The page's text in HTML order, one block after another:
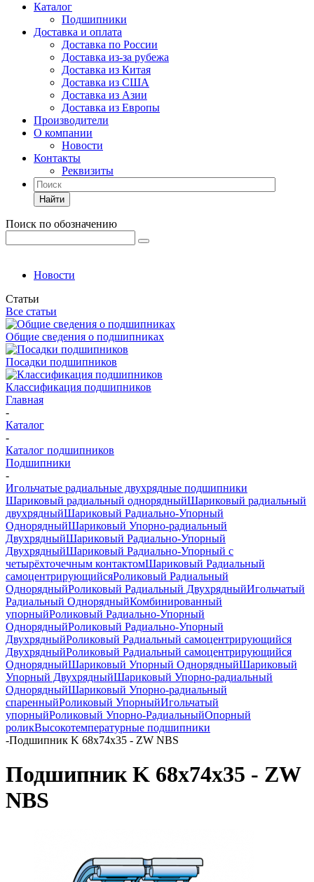
Каталог
Подшипники
Доставка и оплата
Доставка по России
Доставка из-за рубежа
Доставка из Китая
Доставка из США
Доставка из Азии
Доставка из Европы
Производители
О компании
Новости
Контакты
Реквизиты
Найти
Поиск по обозначению
Новости
Статьи
Все статьи
Общие сведения о подшипниках
Посадки подшипников
Классификация подшипников
Главная
-
Каталог
-
Каталог подшипников
Подшипники
-
Игольчатые радиальные двухрядные подшипники
Шариковый радиальный однорядныйШариковый радиальный
двухрядныйШариковый Радиально-Упорный
ОднорядныйШариковый Упорно-радиальный
ДвухрядныйШариковый Радиально-Упорный
ДвухрядныйШариковый Радиально-Упорный с
четырёхточечным контактомШариковый Радиальный
самоцентрирующийсяРоликовый Радиальный
ОднорядныйРоликовый Радиальный ДвухрядныйИгольчатый
Радиальный ОднорядныйКомбинированный
упорныйРоликовый Радиально-Упорный
ОднорядныйРоликовый Радиально-Упорный
ДвухрядныйРоликовый Радиальный самоцентрирующийся
ДвухрядныйРоликовый Радиальный самоцентрирующийся
ОднорядныйШариковый Упорный ОднорядныйШариковый
Упорный ДвухрядныйШариковый Упорно-радиальный
ОднорядныйШариковый Упорно-радиальный
спаренныйРоликовый УпорныйИгольчатый
упорныйРоликовый Упорно-РадиальныйОпорный
роликВысокотемпературные подшипники
-Подшипник K 68x74x35 - ZW NBS
Подшипник K 68x74x35 - ZW
NBS